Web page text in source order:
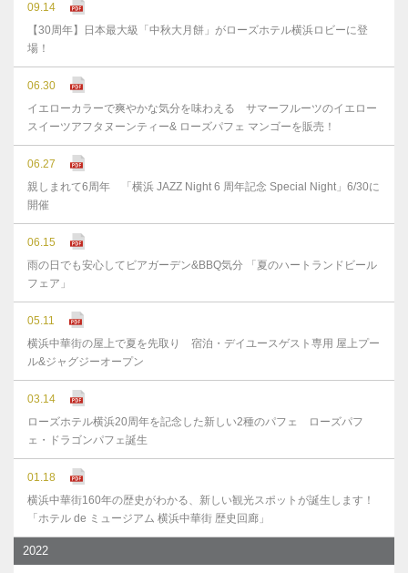
09.14
【30周年】日本最大級「中秋大月餅」がローズホテル横浜ロビーに登
場！
06.30
イエローカラーで爽やかな気分を味わえる サマーフルーツのイエロー
スイーツアフタヌーンティー& ローズパフェ マンゴーを販売！
06.27
親しまれて6周年 「横浜 JAZZ Night 6 周年記念 Special Night」6/30に
開催
06.15
雨の日でも安心してビアガーデン&BBQ気分 「夏のハートランドビール
フェア」
05.11
横浜中華街の屋上で夏を先取り 宿泊・デイユースゲスト専用 屋上プー
ル&ジャグジーオープン
03.14
ローズホテル横浜20周年を記念した新しい2種のパフェ ローズパフ
ェ・ドラゴンパフェ誕生
01.18
横浜中華街160年の歴史がわかる、新しい観光スポットが誕生します！
「ホテル de ミュージアム 横浜中華街 歴史回廊」
2022